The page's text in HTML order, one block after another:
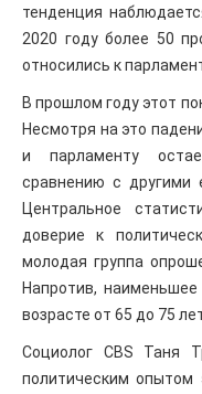
тенденция
2020 году более 50
относились к
В прошлом году этот
Несмотря на это
и парламенту
сравнению с другими
Центральное
доверие к
молодая группа
Напротив,
возрасте от 65 до 75
Социолог CBS Таня
политическим опытом